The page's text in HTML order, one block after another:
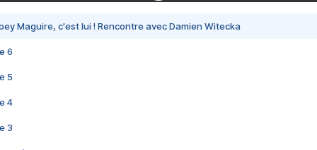
Maguire, c'est lui ! Rencontre avec Damien Witecka
6
5
4
3